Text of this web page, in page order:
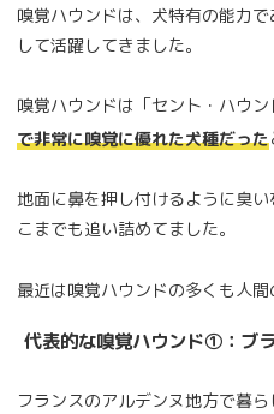
嗅覚ハウンドは、犬特有の能力
して活躍してきました。
嗅覚ハウンドは「セント・ハウ
で非常に嗅覚に優れた犬種だった
地面に鼻を押し付けるように臭
こまでも追い詰めてました。
最近は嗅覚ハウンドの多くも人間
代表的な嗅覚ハウンド①：ブ
フランスのアルデンヌ地方で暮